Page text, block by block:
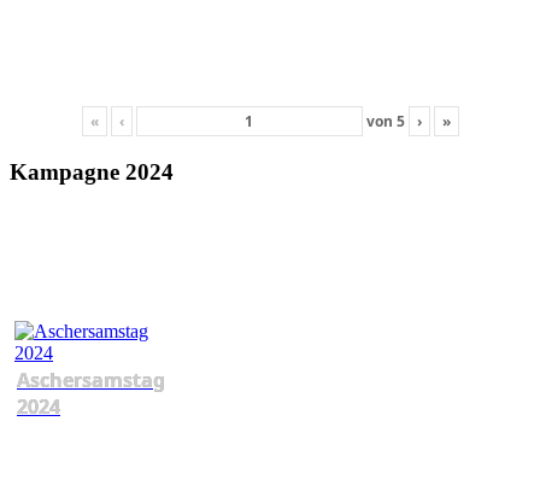
« ‹ von 5 › »
Kampagne 2024
Aschersamstag
2024